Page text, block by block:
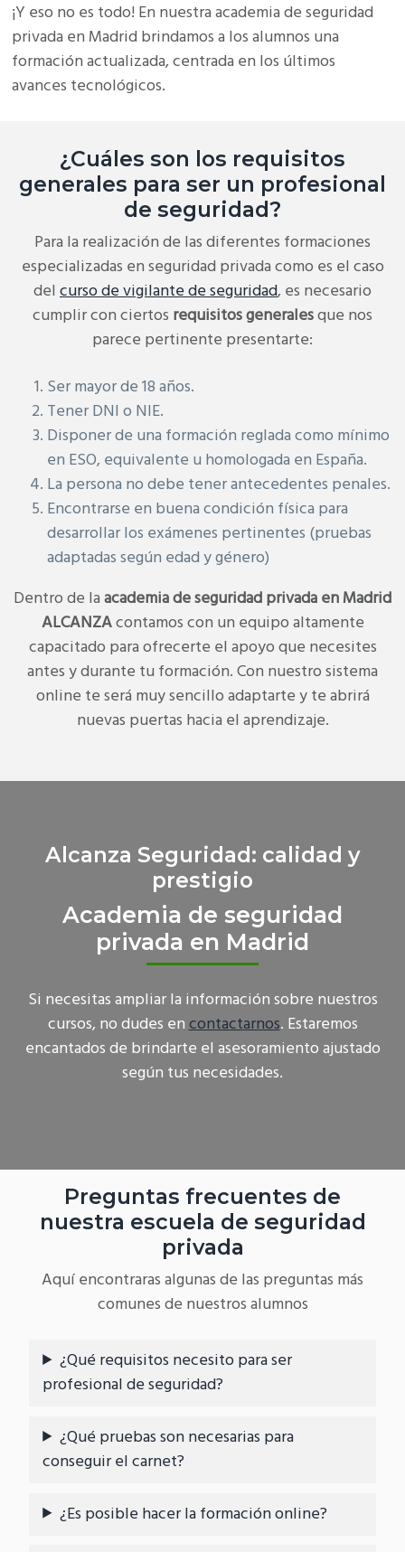
¡Y eso no es todo! En nuestra academia de seguridad
privada en Madrid brindamos a los alumnos una
formación actualizada, centrada en los últimos
avances tecnológicos.
¿Cuáles son los requisitos
generales para ser un profesional
de seguridad?
Para la realización de las diferentes formaciones
especializadas en seguridad privada como es el caso
del curso de vigilante de seguridad, es necesario
cumplir con ciertos requisitos generalesque nos
parece pertinente presentarte:
Ser mayor de 18 años.
Tener DNI o NIE.
Disponer de una formación reglada como mínimo
en ESO, equivalente u homologada en España.
La persona no debe tener antecedentes penales.
Encontrarse en buena condición física para
desarrollar los exámenes pertinentes (pruebas
adaptadas según edad y género)
Dentro de laacademia de seguridad privada en Madrid
ALCANZAcontamos con un equipo altamente
capacitado para ofrecerte el apoyo que necesites
antes y durante tu formación. Con nuestro sistema
online te será muy sencillo adaptarte y te abrirá
nuevas puertas hacia el aprendizaje.
Alcanza Seguridad: calidad y
prestigio
Academia de seguridad
privada en Madrid
Si necesitas ampliar la información sobre nuestros
cursos, no dudes encontactarnos. Estaremos
encantados de brindarte el asesoramiento ajustado
según tus necesidades.
Preguntas frecuentes de
nuestra escuela de seguridad
privada
Aquí encontraras algunas de las preguntas más
comunes de nuestros alumnos
¿Qué requisitos necesito para ser
profesional de seguridad?
¿Qué pruebas son necesarias para
conseguir el carnet?
¿Es posible hacer la formación online?